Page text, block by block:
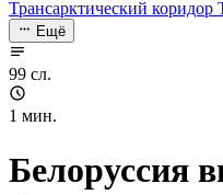
Трансарктический коридор
Ещё
99 сл.
1 мин.
Белоруссия